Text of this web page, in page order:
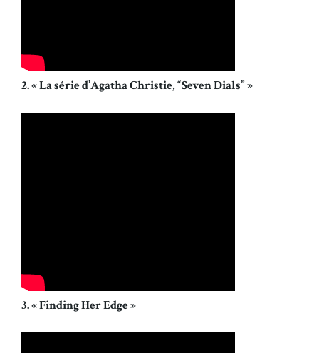
2. « La série d’Agatha Christie, “Seven Dials” »
3. « Finding Her Edge »